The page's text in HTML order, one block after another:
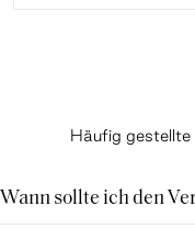
Häufig gestellte
Wann sollte ich den